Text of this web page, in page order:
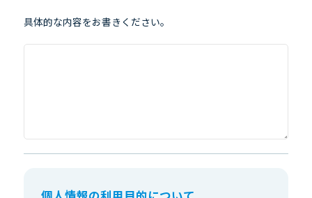
具体的な内容をお書きください。